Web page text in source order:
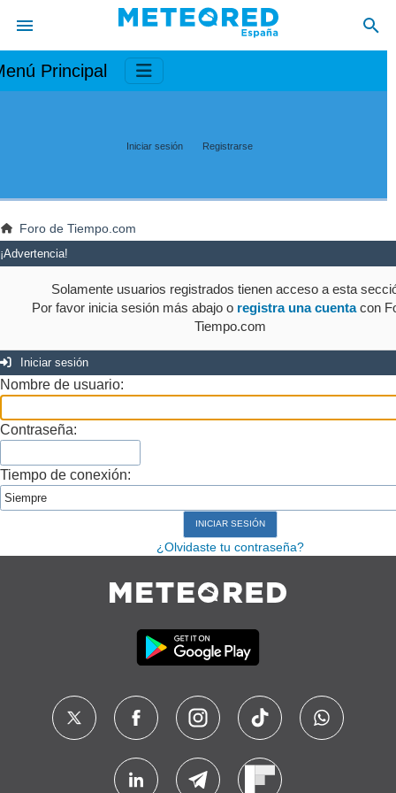
Principal
Iniciar sesión Registrarse
Foro de Tiempo.com
¡Advertencia!
Solamente usuarios registrados tienen acceso a esta
Por favor inicia sesión más abajo o registra una cuentacon
Tiempo.com
Iniciar sesión
Nombre de usuario:
Contraseña:
Tiempo de conexión:
¿Olvidaste tu contraseña?